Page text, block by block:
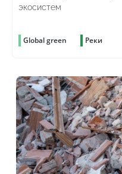
экосистем
Global green Реки